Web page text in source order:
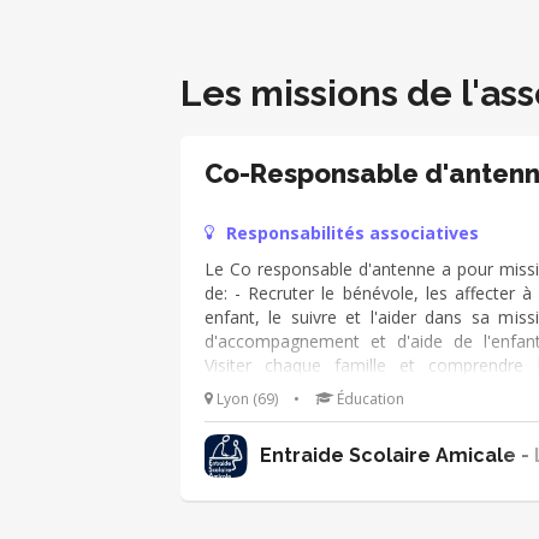
Les missions de
Co-Responsable
Responsabilités associatives
Le Co responsable d'antenne a pour
de: - Recruter le bénévole, les affecter à
enfant, le suivre et l'aider dans sa
d'accompagnement et d'aide de
Visiter chaque famille et comprendre
difficultés de l'enfant - Assurer les
avec les coordonatrices
l'accompagnement scolaire de la
d'arrondissement. - Organiser et conduire
actions d'ouverture au monde -
Lyon (69) • Éducation
Entraide Scolaire Amicale -